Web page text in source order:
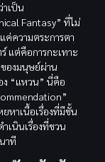
าเป็น
Fantasy” ที่ไม่
ค่ความตระการตา
แต่คือการกะเทาะ
องมนุษย์ผ่าน
“แหวน” นี่คือ
หาเนื้อเรื่องที่มีชั้น
ำเนินเรื่องที่ชวน
าที